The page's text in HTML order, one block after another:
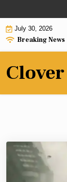
to
contentJuly 30, 2026
Breaking News
dengan Alur